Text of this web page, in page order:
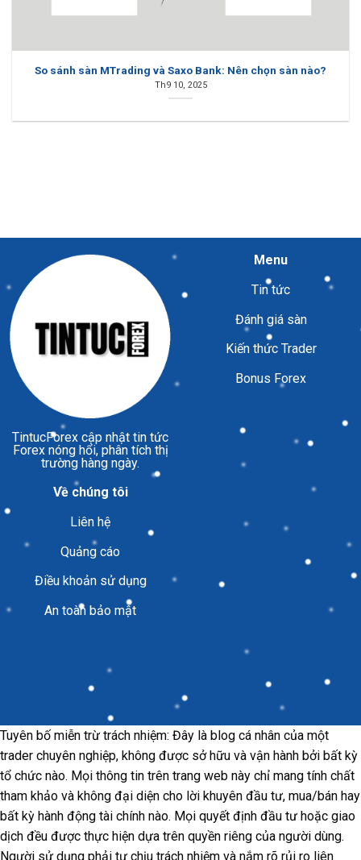
So sánh sàn MTrading và Saxo Bank: Nên chọn sàn nào?
Th9 10, 2025
TintucForex cập nhật tin tức
Forex nóng hổi, phân tích thị
trường hàng ngày.
Menu
Tin tức
Đánh giá sàn
Kiến thức Trader
Bonus Forex
Về chúng tôi
Liên hệ
Quảng cáo
Điều khoản sử dụng
An toàn bảo mật
Tuyên bố miễn trừ trách nhiệm: Đây là blog cá nhân của một
trader chuyên nghiệp, không được sở hữu và vận hành bởi bất kỳ
tổ chức nào. Mọi thông tin trên trang web này chỉ mang tính chất
tham khảo và không đại diện cho lời khuyên đầu tư, mua/bán hay
bất kỳ hành động tài chính nào. Mọi quyết định đầu tư hoặc giao
dịch đều được thực hiện dựa trên quyền riêng của người dùng.
Người sử dụng phải tự chịu trách nhiệm và nắm rõ rủi ro liên